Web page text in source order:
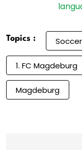
Topics : Soccer
1. FC Magdeburg
Magdeburg